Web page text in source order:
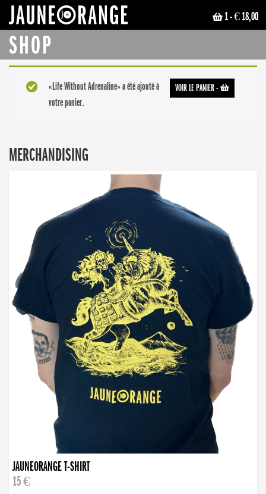
1- € 18,00
SHOP
VOIR LE PANIER-
«Life Without Adrenaline» a été ajouté à
votre panier.
MERCHANDISING
JAUNEORANGE T-SHIRT
15 €